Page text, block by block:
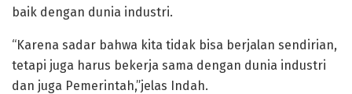
baik dengan dunia industri.
“Karena sadar bahwa kita tidak bisa berjalan sendirian,
tetapi juga harus bekerja sama dengan dunia industri
dan juga Pemerintah,”jelas Indah.